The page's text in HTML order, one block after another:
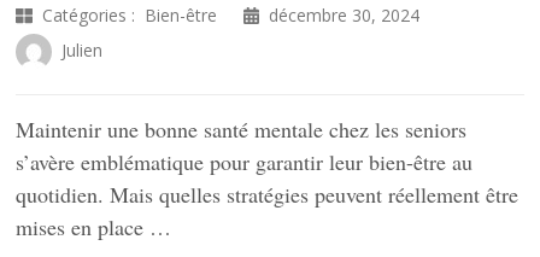
Catégories : Bien-être
décembre 30, 2024
Julien
Maintenir une bonne santé mentale chez les seniors
s’avère emblématique pour garantir leur bien-être au
quotidien. Mais quelles stratégies peuvent réellement être
mises en place …